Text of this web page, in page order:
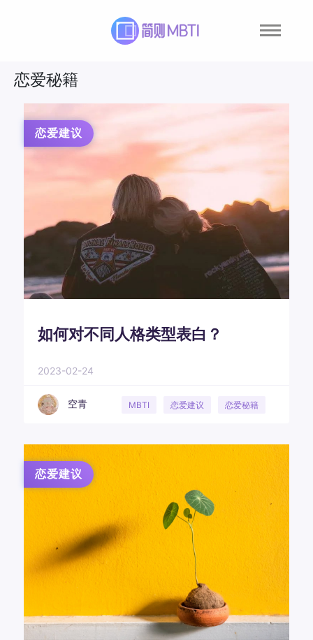
恋爱秘籍
恋爱建议
如何对不同人格类型表白？
2023-02-24
空青 MBTI 恋爱建议
恋爱秘籍
恋爱建议